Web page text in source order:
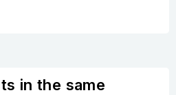
in the same